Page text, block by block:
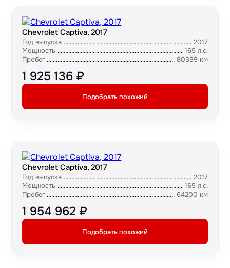
Chevrolet Captiva, 2017
Год выпуска
2017
Мощность
165 л.с.
Пробег
80399 км
1 925 136 ₽
Подобрать похожий
Chevrolet Captiva, 2017
Год выпуска
2017
Мощность
165 л.с.
Пробег
64200 км
1 954 962 ₽
Подобрать похожий